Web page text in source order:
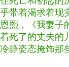
带着渴求着
熙，《我妻
死了的丈夫
静姿态掩饰